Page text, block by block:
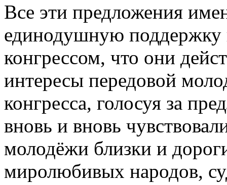
Все эти предложения
единодушную поддержку
конгрессом, что они
интересы передовой
конгресса, голосуя за
вновь и вновь
молодёжи близки и
миролюбивых народов,